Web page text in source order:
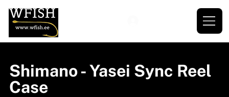
Shimano - Yasei Sync Reel
Case